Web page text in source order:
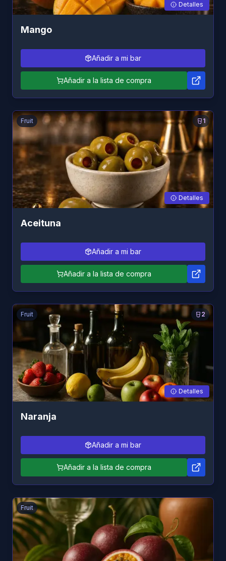
Detalles
Mango
Añadir a mi bar
Añadir a la lista de compra
1
Fruit
Detalles
Aceituna
Añadir a mi bar
Añadir a la lista de compra
2
Fruit
Detalles
Naranja
Añadir a mi bar
Añadir a la lista de compra
Fruit